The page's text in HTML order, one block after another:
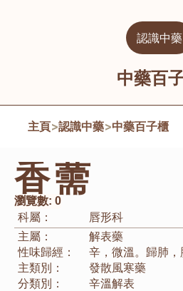
認識中藥
中藥百
主頁>認識中藥>中藥百子櫃
香薷
瀏覽數: 0
科屬：
唇形科
主屬：
解表藥
性味歸經：
辛，微溫。歸肺，
主類別：
發散風寒藥
分類別：
辛溫解表